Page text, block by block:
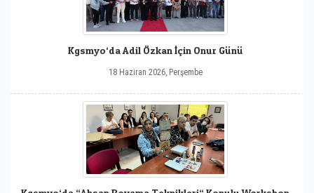
Kgsmyo‘da Adil Özkan İçin Onur Günü
18 Haziran 2026, Perşembe